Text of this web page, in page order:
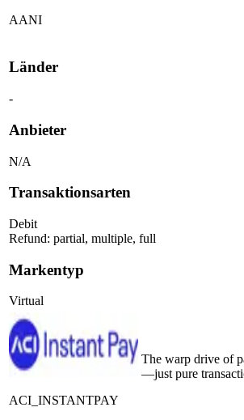
AANI
Länder
-
Anbieter
N/A
Transaktionsarten
Debit
Refund: partial, multiple, full
Markentyp
Virtual
ACI_INSTANTPAY
The warp drive of
—just pure